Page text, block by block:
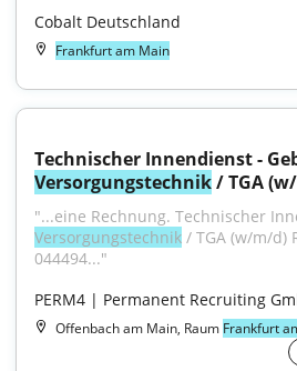
Cobalt Deutschland
Frankfurt am Main
Versorgungstechnik / TGA
Versorgungstechnik / TGA (w/m/d)
044494..."
PERM4 | Permanent Recruiting
Offenbach am Main, Raum Frankfurt